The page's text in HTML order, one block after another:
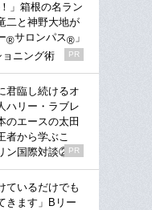
」箱根の名ラン
二と神野大地が
®サロンパス® 」
ニング術
PR
君臨し続けるオ
ハリー・ラブレ
のエースの太田
者から学ぶこ
ン国際対談②》
PR
ているだけでも
きます」Bリー